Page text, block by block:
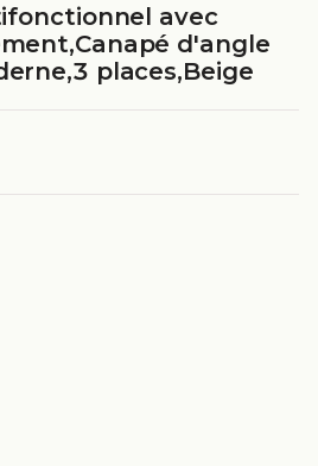
avec
d'angle
places,Beige